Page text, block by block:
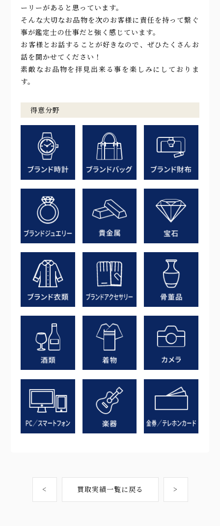
ーリーがあると思っています。
そんな大切なお品物を次のお客様に責任を持って繋ぐ
事が鑑定士の仕事だと強く感じています。
お客様とお話することが好きなので、ぜひたくさんお
話を聞かせてください！
素敵なお品物を拝見出来る事を楽しみにしておりま
す。
得意分野
< 買取実績一覧に戻る >